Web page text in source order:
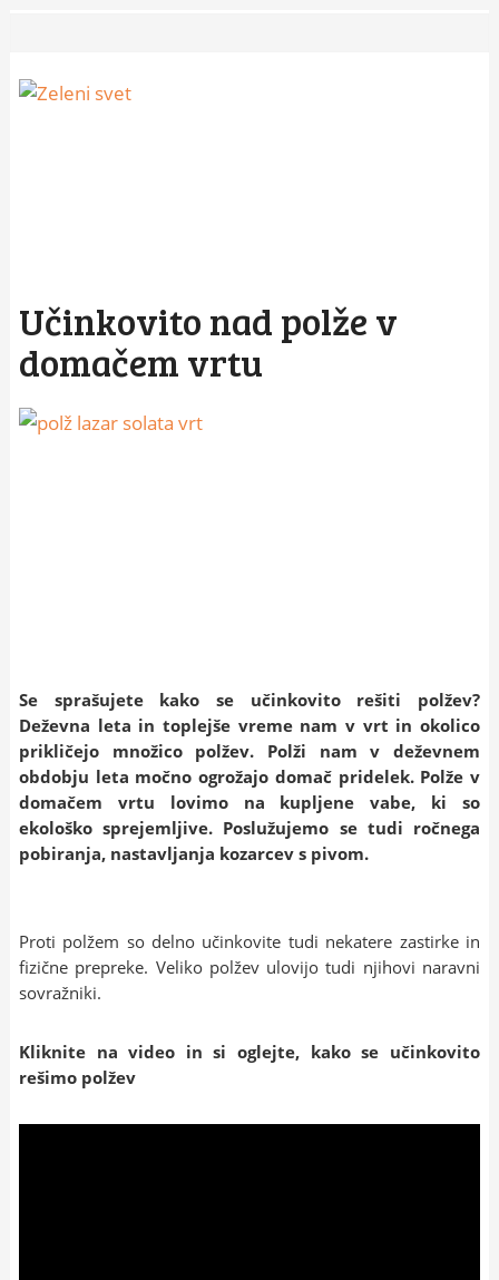
Učinkovito nad polže v
domačem vrtu
Se sprašujete kako se učinkovito rešiti polžev?
Deževna leta in toplejše vreme nam v vrt in okolico
prikličejo množico polžev. Polži nam v deževnem
obdobju leta močno ogrožajo domač pridelek. Polže v
domačem vrtu lovimo na kupljene vabe, ki so
ekološko sprejemljive. Poslužujemo se tudi ročnega
pobiranja, nastavljanja kozarcev s pivom.
Proti polžem so delno učinkovite tudi nekatere zastirke in
fizične prepreke. Veliko polžev ulovijo tudi njihovi naravni
sovražniki.
Kliknite na video in si oglejte, kako se učinkovito
rešimo polžev